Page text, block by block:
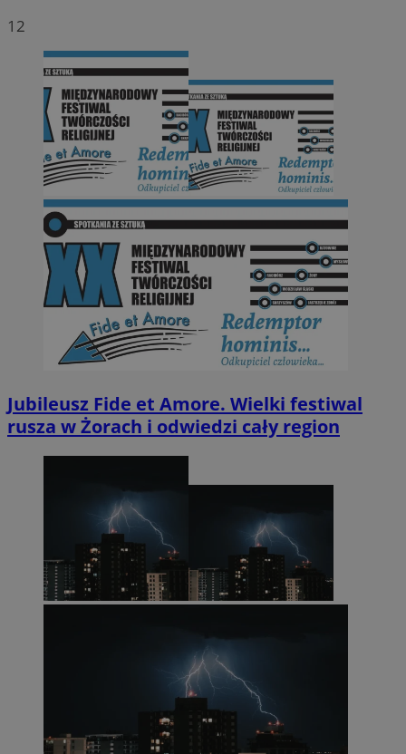
12
Jubileusz Fide et Amore. Wielki festiwal
rusza w Żorach i odwiedzi cały region